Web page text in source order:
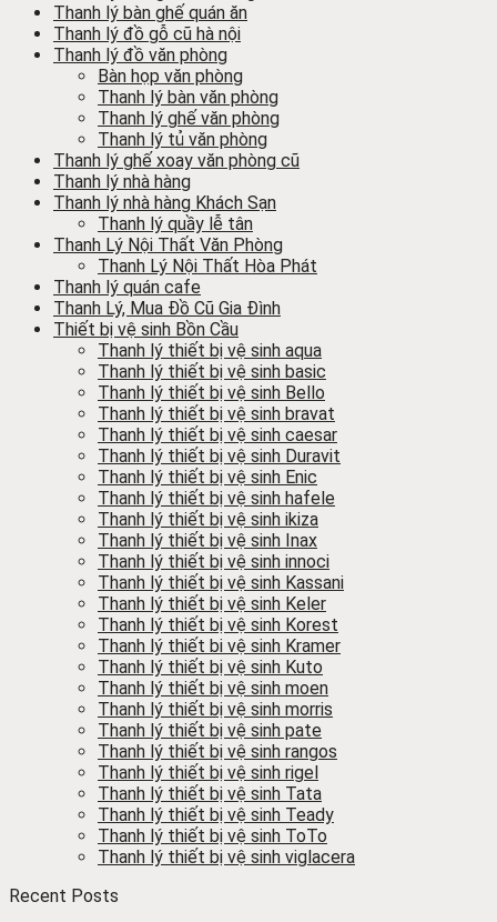
Thanh lý bàn ghế quán ăn
Thanh lý đồ gỗ cũ hà nội
Thanh lý đồ văn phòng
Bàn họp văn phòng
Thanh lý bàn văn phòng
Thanh lý ghế văn phòng
Thanh lý tủ văn phòng
Thanh lý ghế xoay văn phòng cũ
Thanh lý nhà hàng
Thanh lý nhà hàng Khách Sạn
Thanh lý quầy lễ tân
Thanh Lý Nội Thất Văn Phòng
Thanh Lý Nội Thất Hòa Phát
Thanh lý quán cafe
Thanh Lý, Mua Đồ Cũ Gia Đình
Thiết bị vệ sinh Bồn Cầu
Thanh lý thiết bị vệ sinh aqua
Thanh lý thiết bị vệ sinh basic
Thanh lý thiết bị vệ sinh Bello
Thanh lý thiết bị vệ sinh bravat
Thanh lý thiết bị vệ sinh caesar
Thanh lý thiết bị vệ sinh Duravit
Thanh lý thiết bị vệ sinh Enic
Thanh lý thiết bị vệ sinh hafele
Thanh lý thiết bị vệ sinh ikiza
Thanh lý thiết bị vệ sinh Inax
Thanh lý thiết bị vệ sinh innoci
Thanh lý thiết bị vệ sinh Kassani
Thanh lý thiết bị vệ sinh Keler
Thanh lý thiết bị vệ sinh Korest
Thanh lý thiết bi vệ sinh Kramer
Thanh lý thiết bị vệ sinh Kuto
Thanh lý thiết bị vệ sinh moen
Thanh lý thiết bị vệ sinh morris
Thanh lý thiết bị vệ sinh pate
Thanh lý thiết bị vệ sinh rangos
Thanh lý thiết bị vệ sinh rigel
Thanh lý thiết bị vệ sinh Tata
Thanh lý thiết bị vệ sinh Teady
Thanh lý thiết bị vệ sinh ToTo
Thanh lý thiết bị vệ sinh viglacera
Recent Posts